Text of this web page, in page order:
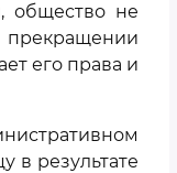
общество не
его права и
в результате